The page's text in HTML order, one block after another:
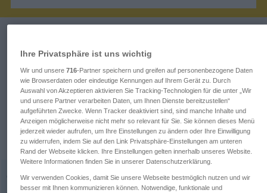
Latein-Deutsch Übersetzung für
"cauda"
"cauda" Deutsch Übersetzung
„cauda“: Femininum
caudaf <ae>
Ihre Privatsphäre ist uns wichtig
Wir und unsere 716-Partner speichern und greifen auf personenbezogene Daten
wie Browserdaten oder eindeutige Kennungen auf Ihrem Gerät zu. Durch
Auswahl von Akzeptieren aktivieren Sie Tracking-Technologien für die unter „Wir
und unsere Partner verarbeiten Daten, um Ihnen Dienste bereitzustellen“
aufgeführten Zwecke. Wenn Tracker deaktiviert sind, sind manche Inhalte und
Anzeigen möglicherweise nicht mehr so relevant für Sie. Sie können dieses Menü
jederzeit wieder aufrufen, um Ihre Einstellungen zu ändern oder Ihre Einwilligung
zu widerrufen, indem Sie auf den Link Privatsphäre-Einstellungen am unteren
Rand der Webseite klicken. Ihre Einstellungen gelten innerhalb unseres Website.
Weitere Informationen finden Sie in unserer Datenschutzerklärung.
Wir verwenden Cookies, damit Sie unsere Webseite bestmöglich nutzen und wir
besser mit Ihnen kommunizieren können. Notwendige, funktionale und